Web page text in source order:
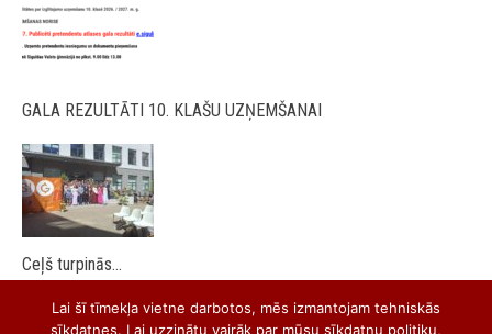
GALA REZULTĀTI 10. KLAŠU UZŅEMŠANAI
Ceļš turpinās…
Lai šī tīmekļa vietne darbotos, mēs izmantojam tehniskās
sīkdatnes. Lai uzzinātu vairāk par mūsu sīkdatņu politiku,